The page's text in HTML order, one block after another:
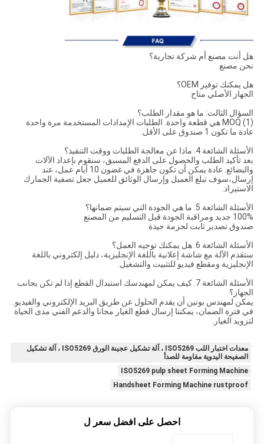
هل أنت مصنع أم شركة تجارية؟
نحن مصنع
هل يمكنك توفير OEM؟
الجهاز الأصلي متاح
السؤال الثالث: ما هو مقدار الطلب؟
(1) MOQ هي قطعة واحدة. الطلبات الإمدادات المستخدمة مرة واحدة
عادة ما تكون 1 صندوق على الأقل.
الأسئلة الشائعة 4. ماذا عن معالجة الطلبات ووقت التنفيذ؟
بعد تأكيد الطلب والحصول على الدفع المسبق، سنقوم بإعداد الآلات
والبضائع. عادة يمكن أن تكون جاهزة في غضون 10 أيام عمل، عند
إرسال،سوف تبلغ العميل وإرسال الوثائق للعميل جعل تصفية الجمارك
الاستيراد.
الأسئلة الشائعة 5. ما هي الجودة التي سيتم ضمانها؟
100% جديد ومراقبة الجودة قبل التسليم من المصنع
صندوق تصدير ثابت لحزمة جيدة
الأسئلة الشائعة 6. هل يمكنك توجيه العمل؟
ستقدم الآلة مع شاشة إعلانية باللغة الإنجليزية، دليل إلكتروني باللغة
الإنجليزية ومقطع فيديو للتثبيت والتشغيل.
الأسئلة الشائعة 7. كيف يمكن لمهندسك استبدال القطع إذا لم تكن بجانب
الجهاز؟
يمكن لمهندس بونين أن يقدم الحلول عن طريق البريد الإلكتروني والفيديو.
في فترة الضمان، يمكننا إرسال قطع الغيار مجانا والدعم الفني مدى الحياة
لتزويد الغيار.
معدات اختبار اللب ISO5269 ، آلة تشكيل عجينة الورق ISO5269 ، آلة تشكيل
الصفيحة اليدوية مقاومة للصدأ
ISO5269 pulp sheet Forming Machine
Handsheet Forming Machine rustproof
احصل على افضل سعر ل